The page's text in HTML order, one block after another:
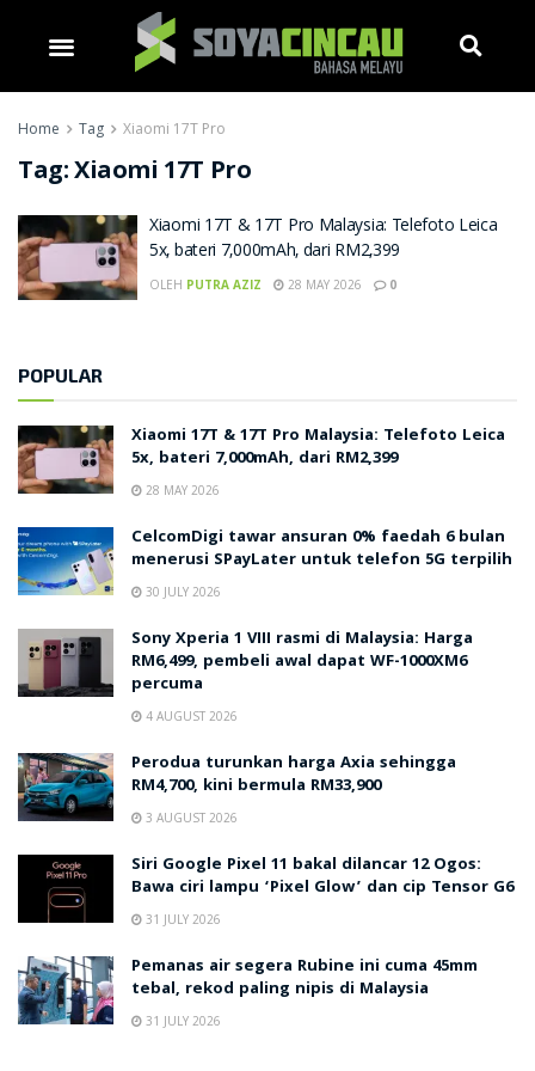
Home Tag Xiaomi 17T Pro
Tag:Xiaomi 17T Pro
Xiaomi 17T & 17T Pro Malaysia: Telefoto Leica
5x, bateri 7,000mAh, dari RM2,399
OLEH PUTRA AZIZ 28 MAY 2026 0
POPULAR
Xiaomi 17T & 17T Pro Malaysia: Telefoto Leica
5x, bateri 7,000mAh, dari RM2,399
28 MAY 2026
CelcomDigi tawar ansuran 0% faedah 6 bulan
menerusi SPayLater untuk telefon 5G terpilih
30 JULY 2026
Sony Xperia 1 VIII rasmi di Malaysia: Harga
RM6,499, pembeli awal dapat WF-1000XM6
percuma
4 AUGUST 2026
Perodua turunkan harga Axia sehingga
RM4,700, kini bermula RM33,900
3 AUGUST 2026
Siri Google Pixel 11 bakal dilancar 12 Ogos:
Bawa ciri lampu ‘Pixel Glow’ dan cip Tensor G6
31 JULY 2026
Pemanas air segera Rubine ini cuma 45mm
tebal, rekod paling nipis di Malaysia
31 JULY 2026